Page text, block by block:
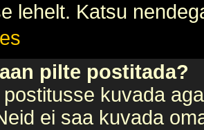
lehelt. Katsu
pilte postitada?
postitusse kuvada
ei saa kuvada